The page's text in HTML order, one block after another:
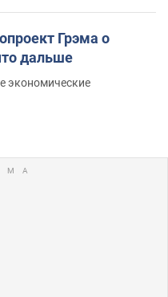
Грэма о
дальше
экономические